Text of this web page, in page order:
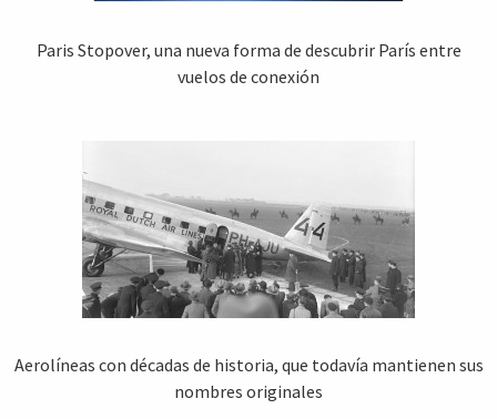
Paris Stopover, una nueva forma de descubrir París entre
vuelos de conexión
Aerolíneas con décadas de historia, que todavía mantienen sus
nombres originales